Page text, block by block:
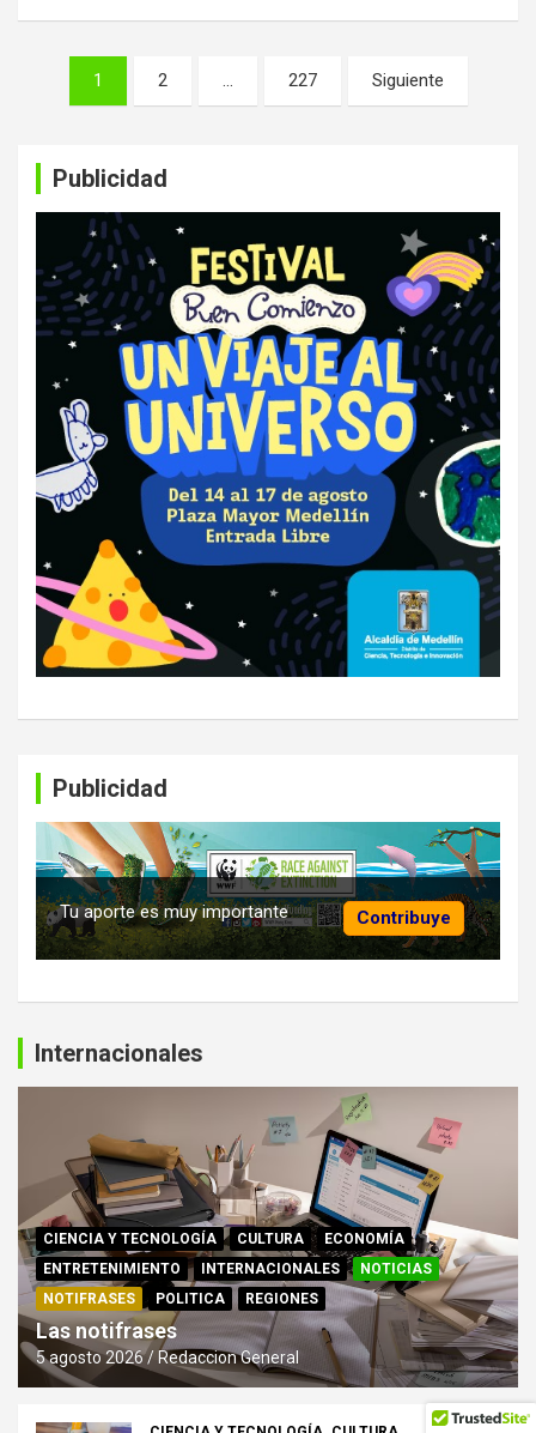
Paginación
1 2 … 227 Siguiente
Publicidad
Publicidad
Contribuye
Tu aporte es muy importante
Internacionales
CIENCIA Y TECNOLOGÍA CULTURA
ECONOMÍA
ENTRETENIMIENTO
INTERNACIONALES
NOTICIAS
NOTIFRASES
POLITICA REGIONES
Las notifrases
5 agosto 2026 Redaccion General